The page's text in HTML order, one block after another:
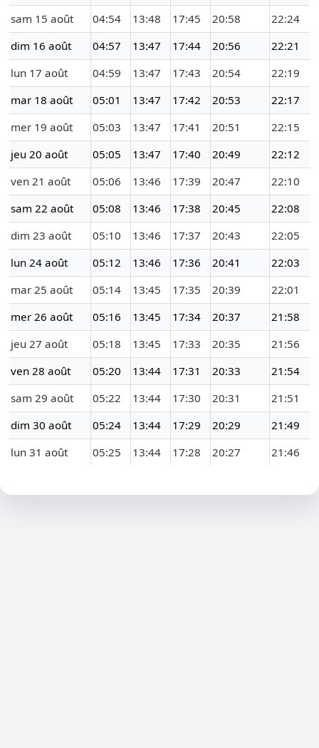
sam 15 août
04:54 13:48 17:45 20:58
22:24
dim 16 août
04:57 13:47 17:44 20:56
22:21
lun 17 août
04:59 13:47 17:43 20:54
22:19
mar 18 août
05:01 13:47 17:42 20:53
22:17
mer 19 août
05:03 13:47 17:41 20:51
22:15
jeu 20 août
05:05 13:47 17:40 20:49
22:12
ven 21 août
05:06 13:46 17:39 20:47
22:10
sam 22 août
05:08 13:46 17:38 20:45
22:08
dim 23 août
05:10 13:46 17:37 20:43
22:05
lun 24 août
05:12 13:46 17:36 20:41
22:03
mar 25 août
05:14 13:45 17:35 20:39
22:01
mer 26 août
05:16 13:45 17:34 20:37
21:58
jeu 27 août
05:18 13:45 17:33 20:35
21:56
ven 28 août
05:20 13:44 17:31 20:33
21:54
sam 29 août
05:22 13:44 17:30 20:31
21:51
dim 30 août
05:24 13:44 17:29 20:29
21:49
lun 31 août
05:25 13:44 17:28 20:27 21:46